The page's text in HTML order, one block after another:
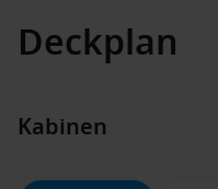
Deckplan
Kabinen